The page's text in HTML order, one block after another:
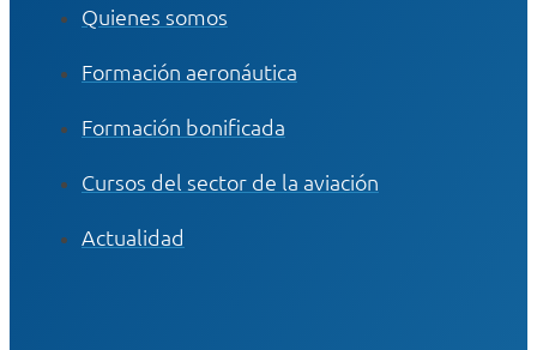
Quienes somos
Formación aeronáutica
Formación bonificada
Cursos del sector de la aviación
Actualidad